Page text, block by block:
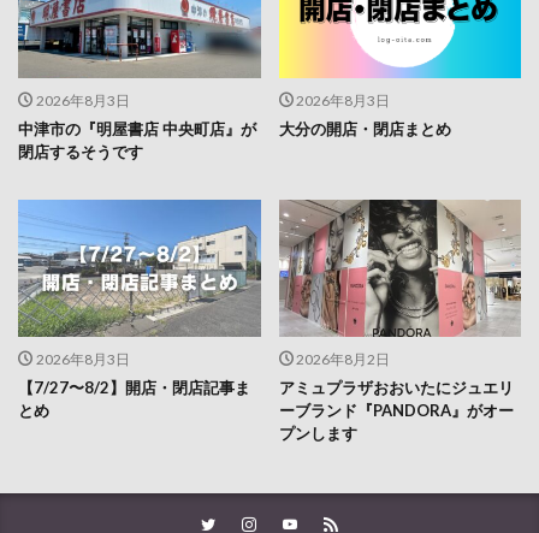
2026年8月3日
中津市の『明屋書店 中央町店』が
閉店するそうです
2026年8月3日
大分の開店・閉店まとめ
2026年8月3日
【7/27〜8/2】開店・閉店記事ま
とめ
2026年8月2日
アミュプラザおおいたにジュエリ
ーブランド『PANDORA』がオー
プンします